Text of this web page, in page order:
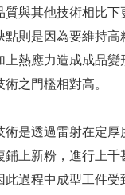
質與其他技術相比
點則是因為要維持高
上熱應力造成成品變
之門檻相對高。
術是透過雷射在定厚
鋪上新粉，進行上
此過程中成型工件受